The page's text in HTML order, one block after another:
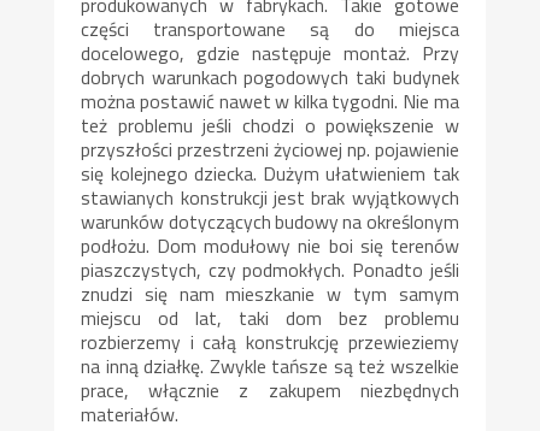
części transportowane są do miejsca
docelowego, gdzie następuje montaż. Przy
dobrych warunkach pogodowych taki budynek
można postawić nawet w kilka tygodni. Nie ma
też problemu jeśli chodzi o powiększenie w
przyszłości przestrzeni życiowej np. pojawienie
się kolejnego dziecka. Dużym ułatwieniem tak
stawianych konstrukcji jest brak wyjątkowych
warunków dotyczących budowy na określonym
podłożu. Dom modułowy nie boi się terenów
piaszczystych, czy podmokłych. Ponadto jeśli
znudzi się nam mieszkanie w tym samym
miejscu od lat, taki dom bez problemu
rozbierzemy i całą konstrukcję przewieziemy
na inną działkę. Zwykle tańsze są też wszelkie
prace, włącznie z zakupem niezbędnych
materiałów.